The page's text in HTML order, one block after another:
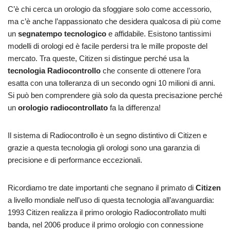
C’è chi cerca un orologio da sfoggiare solo come accessorio,
ma c’è anche l’appassionato che desidera qualcosa di più come
un segnatempo tecnologico e affidabile. Esistono tantissimi
modelli di orologi ed è facile perdersi tra le mille proposte del
mercato. Tra queste, Citizen si distingue perché usa la
tecnologia Radiocontrollo che consente di ottenere l’ora
esatta con una tolleranza di un secondo ogni 10 milioni di anni.
Si può ben comprendere già solo da questa precisazione perché
un orologio radiocontrollato fa la differenza!
Il sistema di Radiocontrollo è un segno distintivo di Citizen e
grazie a questa tecnologia gli orologi sono una garanzia di
precisione e di performance eccezionali.
Ricordiamo tre date importanti che segnano il primato di Citizen
a livello mondiale nell’uso di questa tecnologia all’avanguardia:
1993 Citizen realizza il primo orologio Radiocontrollato multi
banda, nel 2006 produce il primo orologio con connessione